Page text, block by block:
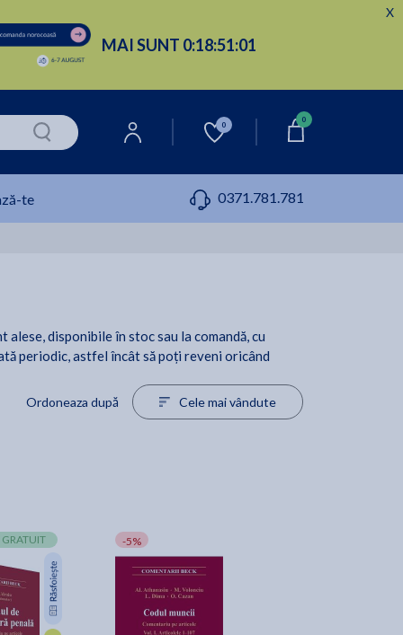
MAI SUNT 0:18:51:00
X
0
0
te 0371.781.781
disponibile în stoc sau la comandă, cu
periodic, astfel încât să poți reveni oricând
Ordoneaza după Cele mai vândute
-5%